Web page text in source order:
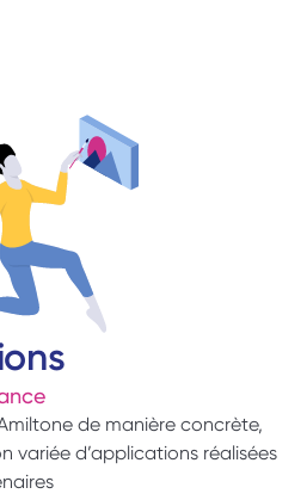
de manière concrète,
variée d’applications réalisées